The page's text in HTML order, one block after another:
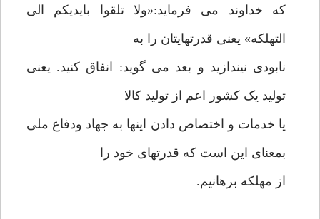
که خداوند می فرماید:«ولا تلقوا بایدیکم الی
التهلکه» یعنی قدرتهایتان را به
نابودی نیندازید و بعد می گوید: انفاق کنید. یعنی
تولید یک کشور اعم از تولید کالا
یا خدمات و اختصاص دادن اینها به جهاد ودفاع ملی
بمعنای این است که قدرتهای خود را
از مهلکه برهانیم.